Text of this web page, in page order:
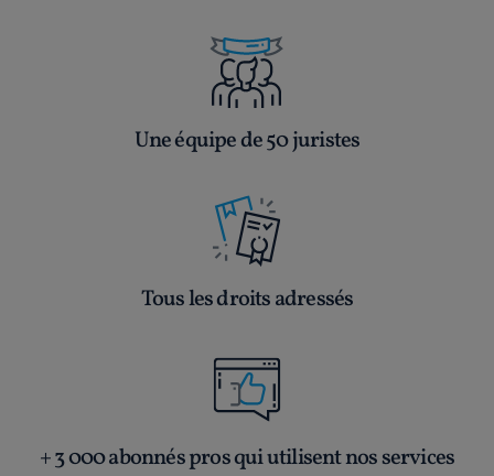
Une équipe de 50 juristes
Tous les droits adressés
+ 3 000 abonnés pros qui utilisent nos services